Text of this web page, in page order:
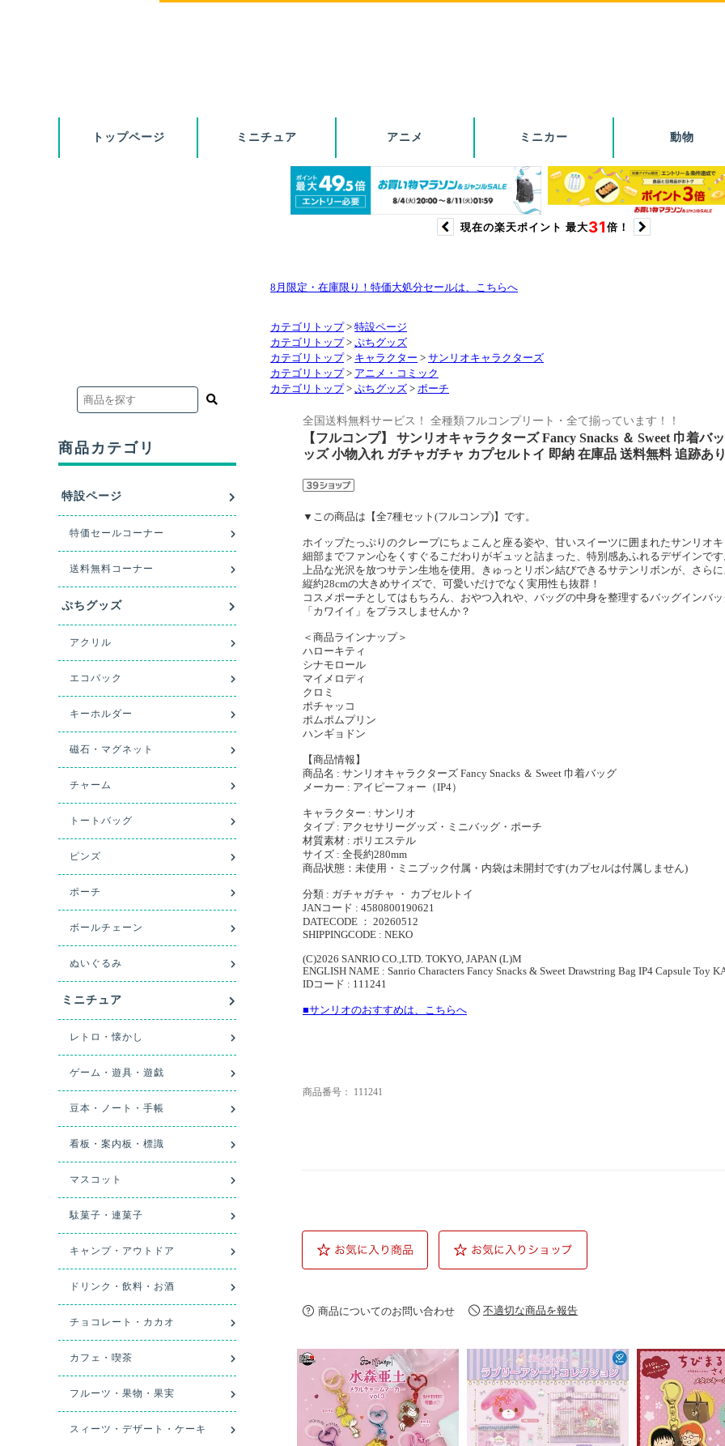
8月限定・在庫限り！特価大処分セールは、こちらへ
カテゴリトップ > 特設ページ
カテゴリトップ > ぷちグッズ
カテゴリトップ > キャラクター > サンリオキャラクターズ
カテゴリトップ > アニメ・コミック
カテゴリトップ > ぷちグッズ > ポーチ
全国送料無料サービス！ 全種類フルコンプリート・全て揃っています！！
【フルコンプ】 サンリオキャラクターズ Fancy Snacks ＆ Sweet 巾着
ッズ 小物入れ ガチャガチャ カプセルトイ 即納 在庫品 送料無料 追跡あり
▼この商品は【全7種セット(フルコンプ)】です。
ホイップたっぷりのクレープにちょこんと座る姿や、甘いスイーツに囲まれたサンリオ
細部までファン心をくすぐるこだわりがギュッと詰まった、特別感あふれるデザインです
上品な光沢を放つサテン生地を使用。きゅっとリボン結びできるサテンリボンが、さら
縦約28cmの大きめサイズで、可愛いだけでなく実用性も抜群！
コスメポーチとしてはもちろん、おやつ入れや、バッグの中身を整理するバッグインバ
「カワイイ」をプラスしませんか？
＜商品ラインナップ＞
ハローキティ
シナモロール
マイメロディ
クロミ
ポチャッコ
ポムポムプリン
ハンギョドン
【商品情報】
商品名 : サンリオキャラクターズ Fancy Snacks ＆ Sweet 巾着バッグ
メーカー : アイピーフォー（IP4）
キャラクター : サンリオ
タイプ : アクセサリーグッズ・ミニバッグ・ポーチ
材質素材 : ポリエステル
サイズ : 全長約280mm
商品状態：未使用・ミニブック付属・内袋は未開封です(カプセルは付属しません)
分類 : ガチャガチャ ・ カプセルトイ
JANコード : 4580800190621
DATECODE ： 20260512
SHIPPINGCODE : NEKO
(C)2026 SANRIO CO.,LTD. TOKYO, JAPAN (L)M
ENGLISH NAME : Sanrio Characters Fancy Snacks & Sweet Drawstring Bag IP4 Capsule Toy
IDコード : 111241
■サンリオのおすすめは、こちらへ
商品番号： 111241
商品についてのお問い合わせ 不適切な商品を報告